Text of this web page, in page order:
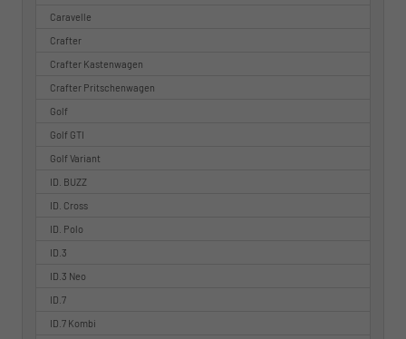
Caravelle
Crafter
Crafter Kastenwagen
Crafter Pritschenwagen
Golf
Golf GTI
Golf Variant
ID. BUZZ
ID. Cross
ID. Polo
ID.3
ID.3 Neo
ID.7
ID.7 Kombi